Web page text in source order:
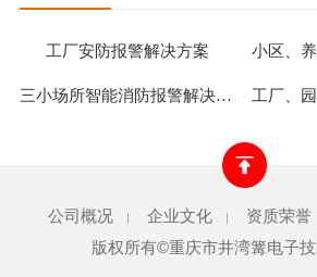
工厂安防报警解决方案
三小场所智能消防报警解决方案
公司概况 | 企业文化 | 资质荣誉
版权所有©重庆市井湾篝电子技